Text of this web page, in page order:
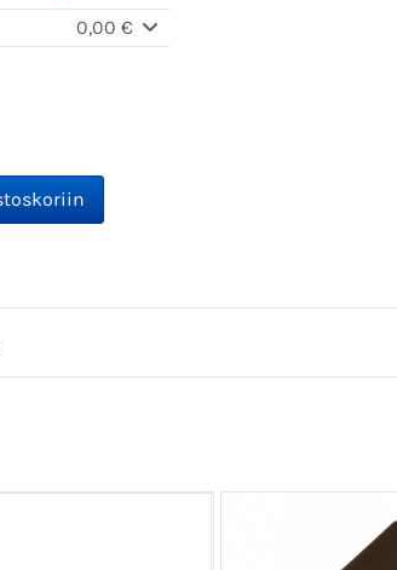
0,00 €